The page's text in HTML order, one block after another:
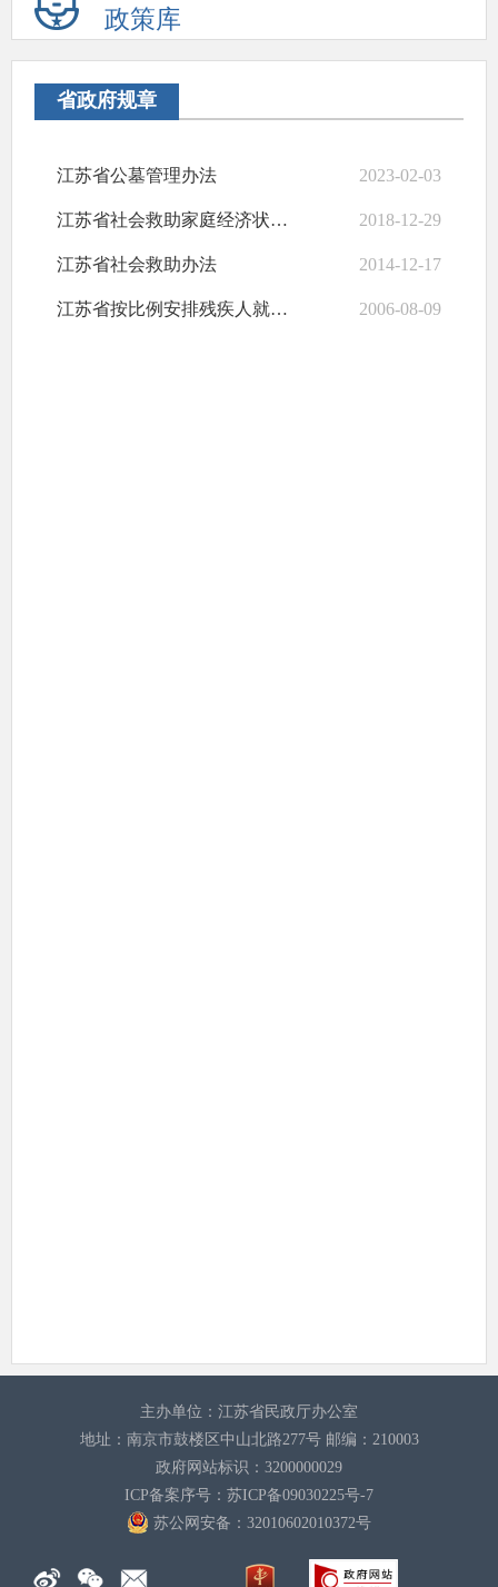
政策库
省政府规章
江苏省公墓管理办法 2023-02-03
江苏省社会救助家庭经济状况核对办法 2018-12-29
江苏省社会救助办法 2014-12-17
江苏省按比例安排残疾人就业办法 2006-08-09
主办单位：江苏省民政厅办公室
地址：南京市鼓楼区中山北路277号 邮编：210003
政府网站标识：3200000029
ICP备案序号：苏ICP备09030225号-7
苏公网安备：32010602010372号